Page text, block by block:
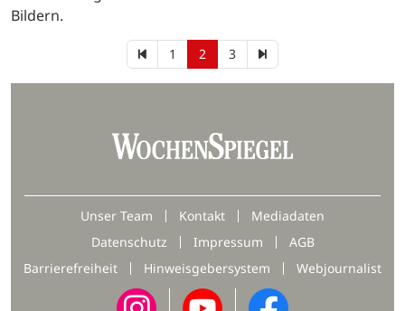
Bildern.
1 2 3
Unser Team Kontakt
Mediadaten
Datenschutz
Impressum
AGB
Barrierefreiheit
Hinweisgebersystem Webjournalist